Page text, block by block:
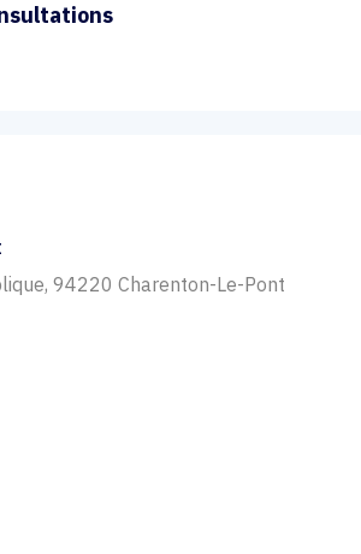
94220 Charenton-Le-Pont